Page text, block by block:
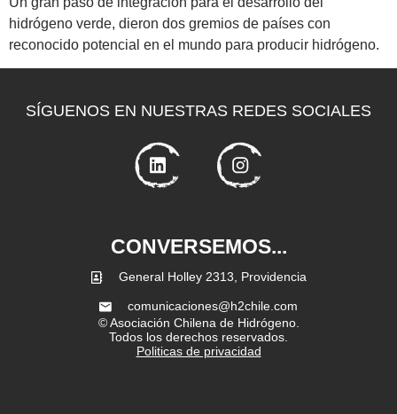
hidrógeno verde, dieron dos gremios de países con
reconocido potencial en el mundo para producir hidrógeno.
SÍGUENOS EN NUESTRAS REDES SOCIALES
CONVERSEMOS...
General Holley 2313, Providencia
comunicaciones@h2chile.com
© Asociación Chilena de Hidrógeno.
Todos los derechos reservados.
Politicas de privacidad